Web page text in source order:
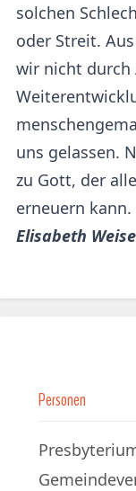
solchen
oder Streit.
wir nicht durch
uns gelassen.
zu Gott, der
erneuern kann.
Elisabeth Weise
Personen